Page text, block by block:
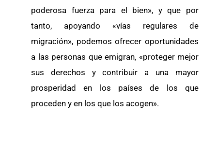
poderosa fuerza para el bien», y que por
tanto, apoyando «vías regulares de
migración», podemos ofrecer oportunidades
a las personas que emigran, «proteger mejor
sus derechos y contribuir a una mayor
prosperidad en los países de los que
proceden y en los que los acogen».